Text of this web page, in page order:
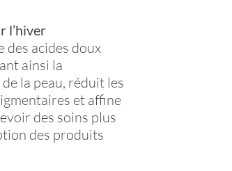
l’hiver
des acides doux
ainsi la
la peau, réduit les
et affine
des soins plus
des produits